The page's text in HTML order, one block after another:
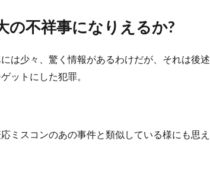
の不祥事になりえるか?
は少々、驚く情報があるわけだが、それは後
ットにした犯罪。
ミスコンのあの事件と類似している様にも思え